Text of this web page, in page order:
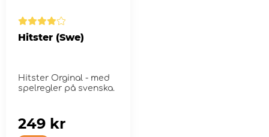
Hitster (Swe)
Hitster Orginal - med
spelregler på svenska.
249 kr